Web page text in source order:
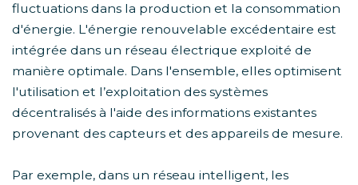
fluctuations dans la production et la consommation
d'énergie. L'énergie renouvelable excédentaire est
intégrée dans un réseau électrique exploité de
manière optimale. Dans l'ensemble, elles optimisent
l'utilisation et l’exploitation des systèmes
décentralisés à l'aide des informations existantes
provenant des capteurs et des appareils de mesure.
Par exemple, dans un réseau intelligent, les